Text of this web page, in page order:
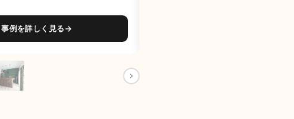
事例を詳しく見る